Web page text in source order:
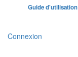
Guide d'utilisation
Connexion